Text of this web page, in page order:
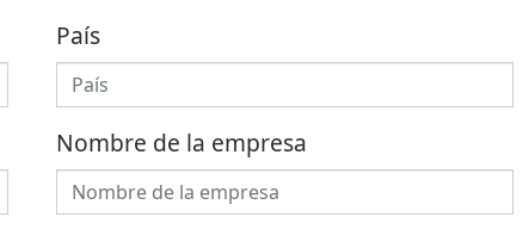
País
Nombre de la empresa